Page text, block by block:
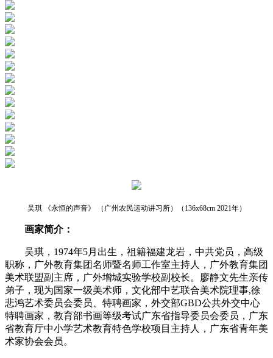
吴琪 《永恒的声音》 （广州农民运动讲习所）（136x68cm 2021年）
画家简介：
吴琪，1974年5月出生，祖籍福建龙岩，中共党员，高级
职称，广外教育集团名师暨名师工作室主持人，广外教育集团
美术联盟副主席，广外增城实验学校副校长。廖静文先生亲传
弟子，现为国家一级美术师，文化部中艺联合美术院理事,徐
悲鸿艺术委员会委员、特聘画家，外交部GBD公共外交中心
特聘画家，教育部书画等级考试广东省指导委员会委员，广东
省教育厅中小学艺术教育特色学校项目主持人，广东省青年美
术家协会会员。